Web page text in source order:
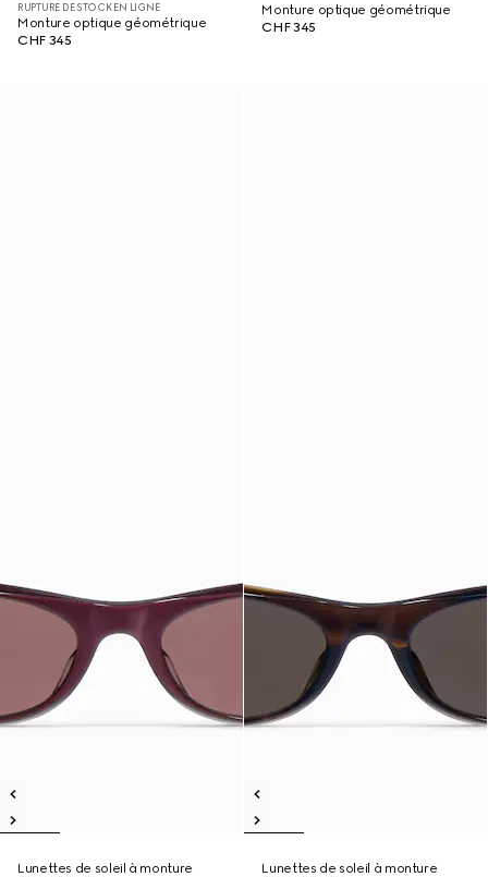
RUPTURE DE STOCK EN LIGNE
Monture optique géométrique
CHF 345
Monture optique géométrique
CHF 345
Lunettes de soleil à monture
Lunettes de soleil à monture